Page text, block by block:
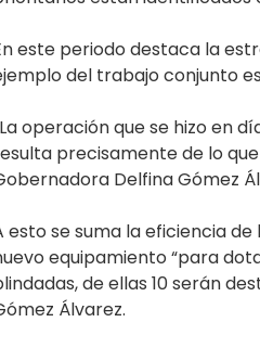
este periodo destaca la
del trabajo conjunto
operación que se hizo en
precisamente de lo
Delfina Gómez
esto se suma la eficiencia
equipamiento “para
de ellas 10 serán
Álvarez.